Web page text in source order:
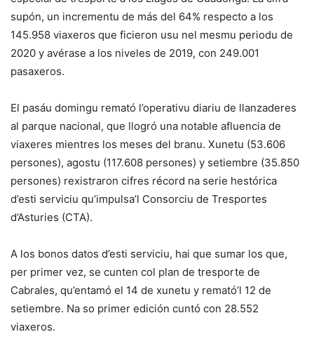
supón, un incrementu de más del 64% respecto a los
145.958 viaxeros que ficieron usu nel mesmu periodu de
2020 y avérase a los niveles de 2019, con 249.001
pasaxeros.
El pasáu domingu remató l’operativu diariu de llanzaderes
al parque nacional, que llogró una notable afluencia de
viaxeres mientres los meses del branu. Xunetu (53.606
persones), agostu (117.608 persones) y setiembre (35.850
persones) rexistraron cifres récord na serie hestórica
d’esti serviciu qu’impulsa’l Consorciu de Tresportes
d’Asturies (CTA).
A los bonos datos d’esti serviciu, hai que sumar los que,
per primer vez, se cunten col plan de tresporte de
Cabrales, qu’entamó el 14 de xunetu y remató’l 12 de
setiembre. Na so primer edición cuntó con 28.552
viaxeros.